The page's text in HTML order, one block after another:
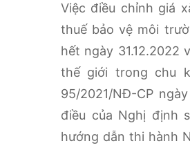
Việc điều chỉnh giá
thuế bảo vệ môi
hết ngày
thế giới trong chu
95/2021/NĐ-CP
điều của Nghị định
hướng dẫn thi hành